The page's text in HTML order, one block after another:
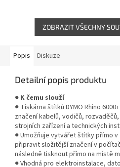
ZOBRAZIT VŠECHNY
Popis Diskuze
Detailní popis produktu
● K čemu slouží
● Tiskárna štítků DYMO Rhino
značení kabelů, vodičů,
strojních zařízení a technických
● Umožňuje vytvářet štítky přímo
připravit složitější značení v
následně tisknout přímo na místě
● Vhodná pro elektroinstalace,